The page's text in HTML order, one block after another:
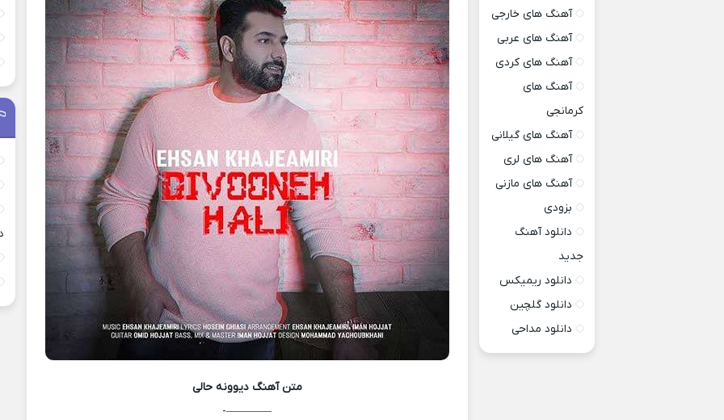
متن آهنگ دیوونه حالی
————-
آهنگ های خارجی
آهنگ های عربی
آهنگ های کردی
آهنگ های
کرمانجی
آهنگ های گیلانی
آهنگ های لری
آهنگ های مازنی
بزودی
دانلود آهنگ
جدید
دانلود ریمیکس
دانلود گلچین
دانلود مداحی